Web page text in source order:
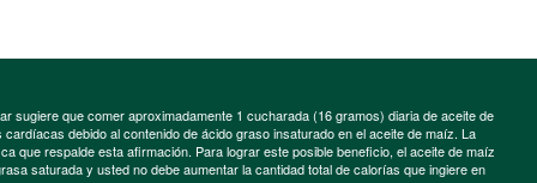
sugiere que comer aproximadamente 1 cucharada (16 gramos) diaria de aceite de
debido al contenido de ácido graso insaturado en el aceite de maíz. La
que respalde esta afirmación. Para lograr este posible beneficio, el aceite de maíz
saturada y usted no debe aumentar la cantidad total de calorías que ingiere en